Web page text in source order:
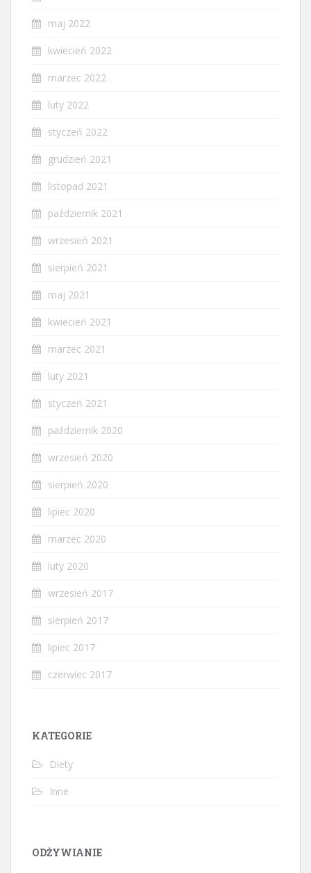
maj 2022
kwiecień 2022
marzec 2022
luty 2022
styczeń 2022
grudzień 2021
listopad 2021
październik 2021
wrzesień 2021
sierpień 2021
maj 2021
kwiecień 2021
marzec 2021
luty 2021
styczeń 2021
październik 2020
wrzesień 2020
sierpień 2020
lipiec 2020
marzec 2020
luty 2020
wrzesień 2017
sierpień 2017
lipiec 2017
czerwiec 2017
KATEGORIE
Diety
Inne
ODŻYWIANIE